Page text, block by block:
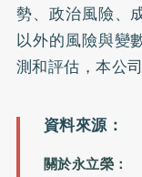
勢、政治風險、
以外的風險與變
測和評估，本公
關於永立榮：